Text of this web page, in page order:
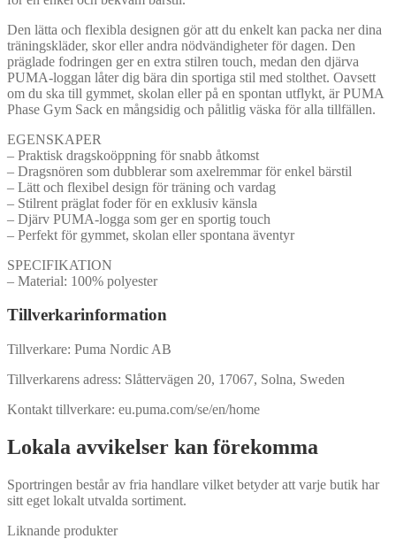
Den lätta och flexibla designen gör att du enkelt kan packa ner dina
träningskläder, skor eller andra nödvändigheter för dagen. Den
präglade fodringen ger en extra stilren touch, medan den djärva
PUMA-loggan låter dig bära din sportiga stil med stolthet. Oavsett
om du ska till gymmet, skolan eller på en spontan utflykt, är PUMA
Phase Gym Sack en mångsidig och pålitlig väska för alla tillfällen.
EGENSKAPER
– Praktisk dragskoöppning för snabb åtkomst
– Dragsnören som dubblerar som axelremmar för enkel bärstil
– Lätt och flexibel design för träning och vardag
– Stilrent präglat foder för en exklusiv känsla
– Djärv PUMA-logga som ger en sportig touch
– Perfekt för gymmet, skolan eller spontana äventyr
SPECIFIKATION
– Material: 100% polyester
Tillverkarinformation
Tillverkare: Puma Nordic AB
Tillverkarens adress: Slåttervägen 20, 17067, Solna, Sweden
Kontakt tillverkare: eu.puma.com/se/en/home
Lokala avvikelser kan förekomma
Sportringen består av fria handlare vilket betyder att varje butik har
sitt eget lokalt utvalda sortiment.
Liknande produkter